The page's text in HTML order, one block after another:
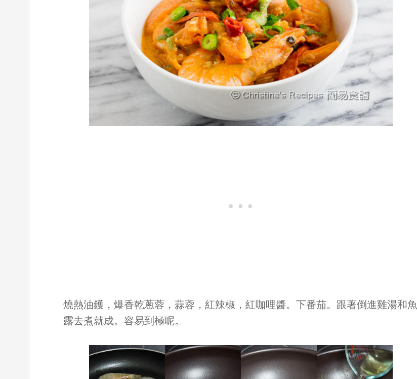
燒熱油鑊，爆香乾蔥蓉，蒜蓉，紅辣椒，紅咖哩醬。下番茄。跟著倒進雞湯和魚
露去煮就成。容易到極呢。